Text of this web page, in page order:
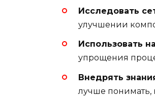
Исследовать
улучшении
Использовать
упрощения
Внедрять
лучше понимать,